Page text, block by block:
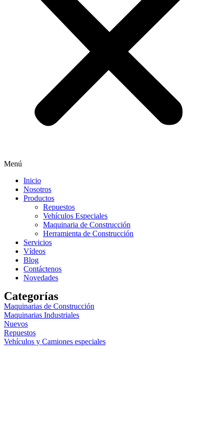
Menú
Inicio
Nosotros
Productos
Repuestos
Vehículos Especiales
Maquinaria de Construcción
Herramienta de Construcción
Servicios
Vídeos
Blog
Contáctenos
Novedades
Categorías
Maquinarias de Construcción
Maquinarias Industriales
Nuevos
Repuestos
Vehículos y Camiones especiales